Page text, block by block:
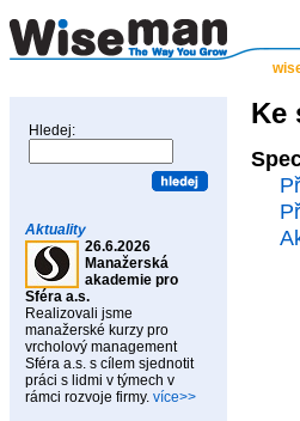
Hledej:
Aktuality
26.6.2026
Manažerská
akademie pro
Sféra a.s.
Realizovali jsme
manažerské kurzy pro
vrcholový management
Sféra a.s. s cílem sjednotit
práci s lidmi v týmech v
rámci rozvoje firmy. více>>
Ke